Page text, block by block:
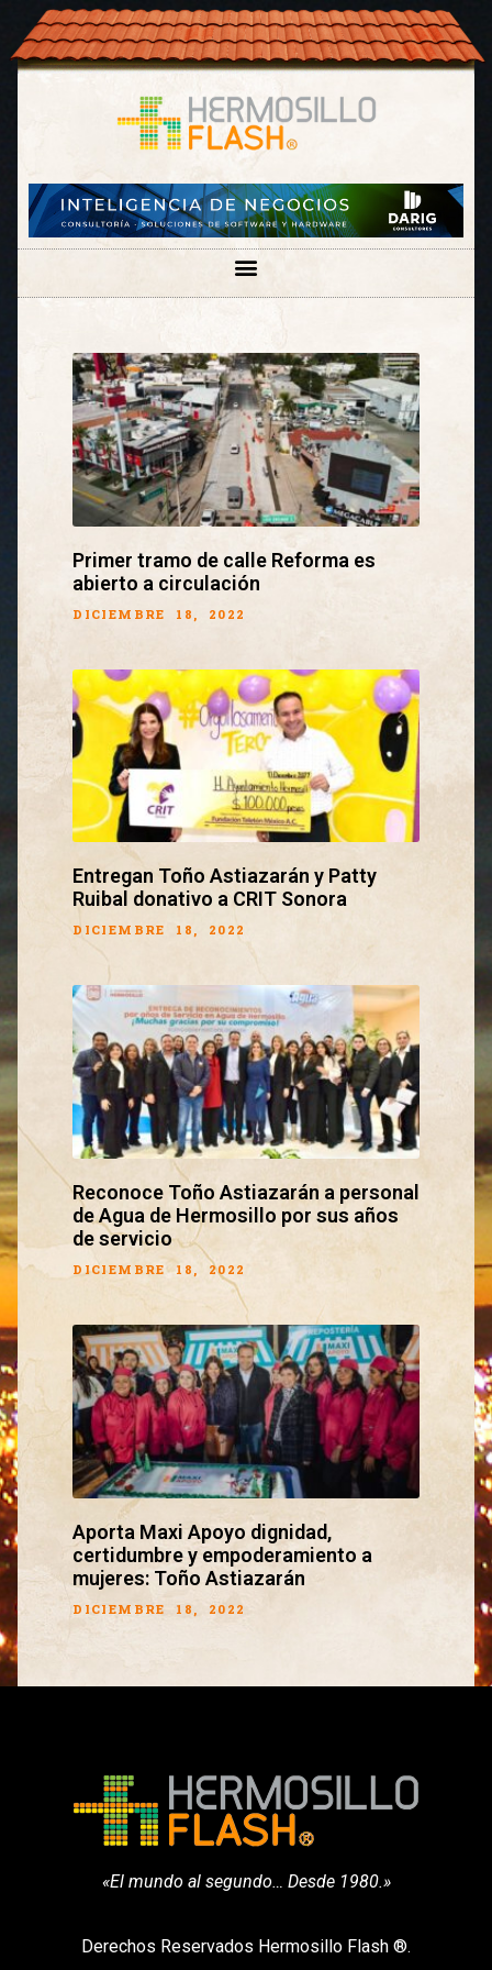
Primer tramo de calle Reforma es
abierto a circulación
DICIEMBRE 18, 2022
Entregan Toño Astiazarán y Patty
Ruibal donativo a CRIT Sonora
DICIEMBRE 18, 2022
Reconoce Toño Astiazarán a personal
de Agua de Hermosillo por sus años
de servicio
DICIEMBRE 18, 2022
Aporta Maxi Apoyo dignidad,
certidumbre y empoderamiento a
mujeres: Toño Astiazarán
DICIEMBRE 18, 2022
«El mundo al segundo… Desde 1980.»
Derechos Reservados Hermosillo Flash ®.